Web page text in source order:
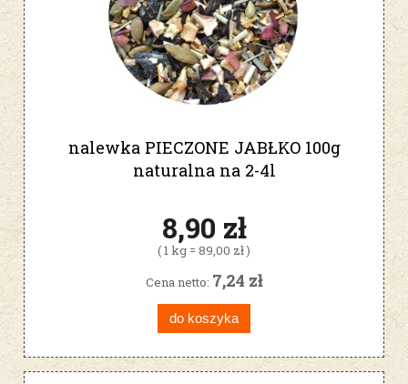
nalewka PIECZONE JABŁKO 100g
naturalna na 2-4l
8,90 zł
( 1 kg = 89,00 zł )
Cena netto: 7,24 zł
do koszyka